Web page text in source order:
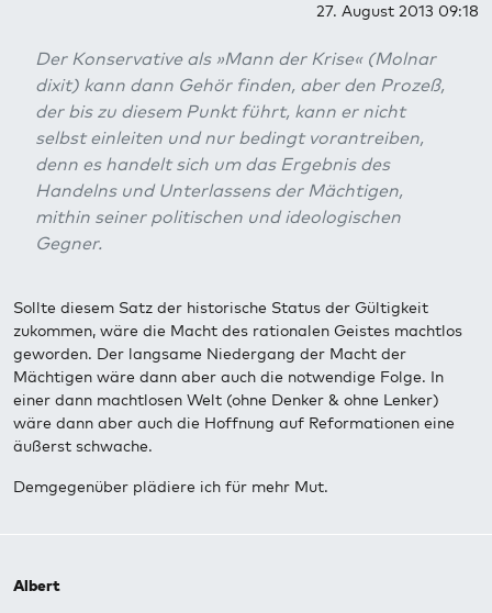
27. August 2013 09:18
Der Konservative als »Mann der Krise« (Molnar
dixit) kann dann Gehör finden, aber den Prozeß,
der bis zu diesem Punkt führt, kann er nicht
selbst einleiten und nur bedingt vorantreiben,
denn es handelt sich um das Ergebnis des
Handelns und Unterlassens der Mächtigen,
mithin seiner politischen und ideologischen
Gegner.
Sollte diesem Satz der historische Status der Gültigkeit
zukommen, wäre die Macht des rationalen Geistes machtlos
geworden. Der langsame Niedergang der Macht der
Mächtigen wäre dann aber auch die notwendige Folge. In
einer dann machtlosen Welt (ohne Denker & ohne Lenker)
wäre dann aber auch die Hoffnung auf Reformationen eine
äußerst schwache.
Demgegenüber plädiere ich für mehr Mut.
Albert